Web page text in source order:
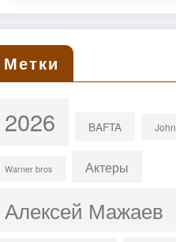
Метки
2026 BAFTA
Warner bros Актеры
Алексей Мажаев